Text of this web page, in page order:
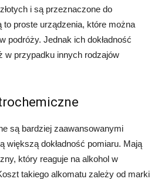
i są przeznaczone do
to proste urządzenia, które można
podróży. Jednak ich dokładność
w przypadku innych rodzajów
są bardziej zaawansowanymi
większą dokładność pomiaru. Mają
który reaguje na alkohol w
takiego alkomatu zależy od marki